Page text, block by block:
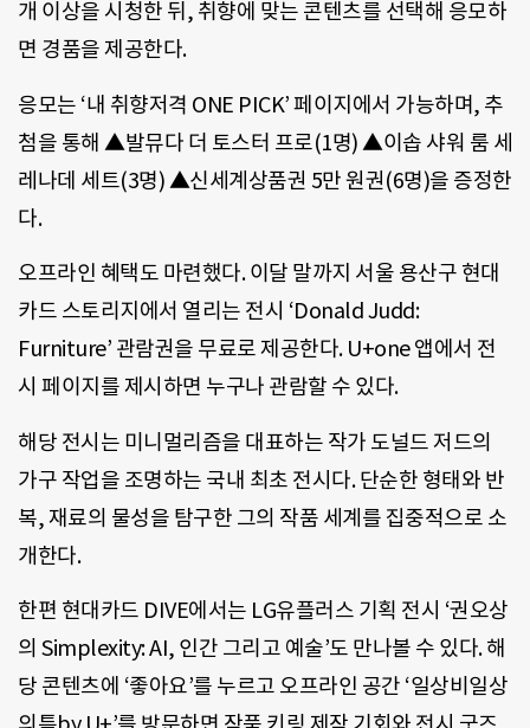
개 이상을 시청한 뒤, 취향에 맞는 콘텐츠를 선택해 응모하
면 경품을 제공한다.
응모는 ‘내 취향저격 ONE PICK’ 페이지에서 가능하며, 추
첨을 통해 ▲발뮤다 더 토스터 프로(1명) ▲이솝 샤워 룸 세
레나데 세트(3명) ▲신세계상품권 5만 원권(6명)을 증정한
다.
오프라인 혜택도 마련했다. 이달 말까지 서울 용산구 현대
카드 스토리지에서 열리는 전시 ‘Donald Judd:
Furniture’ 관람권을 무료로 제공한다. U+one 앱에서 전
시 페이지를 제시하면 누구나 관람할 수 있다.
해당 전시는 미니멀리즘을 대표하는 작가 도널드 저드의
가구 작업을 조명하는 국내 최초 전시다. 단순한 형태와 반
복, 재료의 물성을 탐구한 그의 작품 세계를 집중적으로 소
개한다.
한편 현대카드 DIVE에서는 LG유플러스 기획 전시 ‘권오상
의 Simplexity: AI, 인간 그리고 예술’도 만나볼 수 있다. 해
당 콘텐츠에 ‘좋아요’를 누르고 오프라인 공간 ‘일상비일상